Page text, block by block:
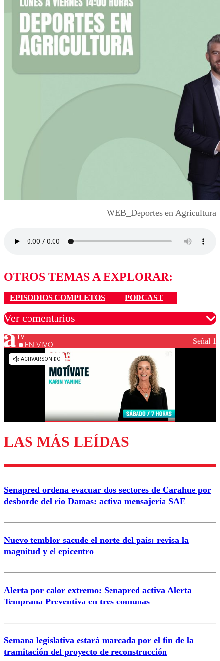
WEB_Deportes en Agricultura
OTROS TEMAS A EXPLORAR:
EPISODIOS COMPLETOS PODCAST
Ver comentarios
Los comentarios son moderados para garantizar un
diálogo respetuoso.
Enviar comentario
EN VIVO Señal 1
LAS MÁS LEÍDAS
Senapred ordena evacuar dos sectores de Carahue por
desborde del río Damas: activa mensajería SAE
Nuevo temblor sacude el norte del país: revisa la
magnitud y el epicentro
Alerta por calor extremo: Senapred activa Alerta
Temprana Preventiva en tres comunas
Semana legislativa estará marcada por el fin de la
tramitación del proyecto de reconstrucción